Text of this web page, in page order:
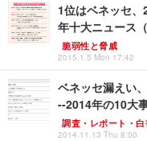
1位はベネッセ
年十大ニュース
脆弱性と脅威
2015.1.5 Mon 17:42
ベネッセ漏えい
--2014年の10大
調査・レポート・
2014.11.13 Thu 8:00